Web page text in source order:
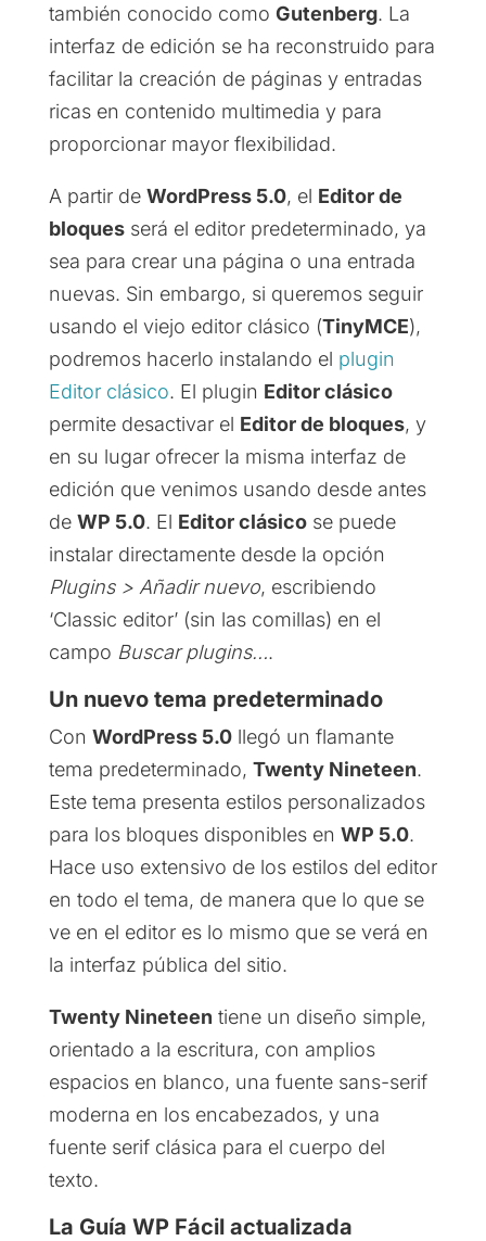
también conocido como Gutenberg. La
interfaz de edición se ha reconstruido para
facilitar la creación de páginas y entradas
ricas en contenido multimedia y para
proporcionar mayor flexibilidad.
A partir de WordPress 5.0, el Editor de
bloquesserá el editor predeterminado, ya
sea para crear una página o una entrada
nuevas. Sin embargo, si queremos seguir
usando el viejo editor clásico (TinyMCE),
podremos hacerlo instalando el plugin
Editor clásico. El plugin Editor clásico
permite desactivar el Editor de bloques, y
en su lugar ofrecer la misma interfaz de
edición que venimos usando desde antes
de WP 5.0. El Editor clásicose puede
instalar directamente desde la opción
Plugins > Añadir nuevo, escribiendo
‘Classic editor’ (sin las comillas) en el
campo Buscar plugins….
Un nuevo tema predeterminado
Con WordPress 5.0llegó un flamante
tema predeterminado, Twenty Nineteen.
Este tema presenta estilos personalizados
para los bloques disponibles en WP 5.0.
Hace uso extensivo de los estilos del editor
en todo el tema, de manera que lo que se
ve en el editor es lo mismo que se verá en
la interfaz pública del sitio.
Twenty Nineteen tiene un diseño simple,
orientado a la escritura, con amplios
espacios en blanco, una fuente sans-serif
moderna en los encabezados, y una
fuente serif clásica para el cuerpo del
texto.
La Guía WP Fácil actualizada